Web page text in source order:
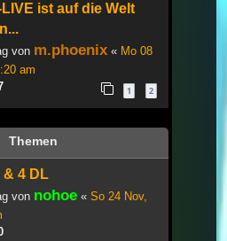
LIVE ist auf die Welt
von m.phoenix « Mo 08
am
1 2
Themen
& 4 DL
von nohoe « So 24 Nov,